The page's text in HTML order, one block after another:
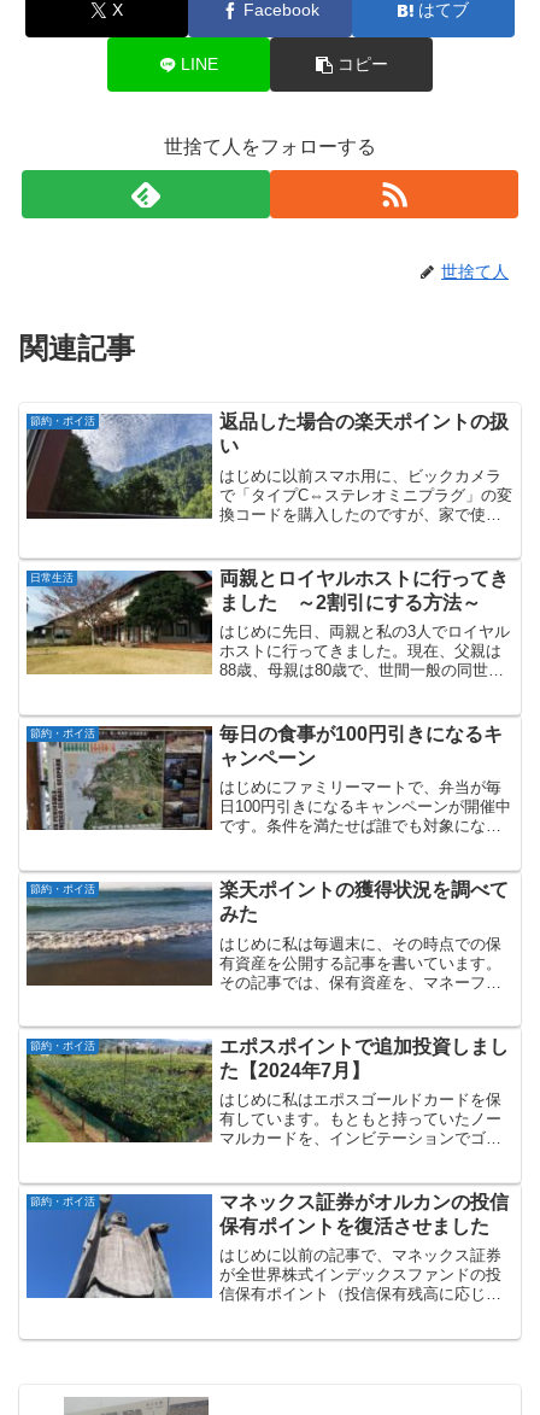
X Facebook はてブ
LINE コピー
世捨て人をフォローする
世捨て人
関連記事
節約・ポイ活
返品した場合の楽天ポイントの扱
い
はじめに以前スマホ用に、ビックカメラ
で「タイプC⇔ステレオミニプラグ」の変
換コードを購入したのですが、家で使っ
で、使い物になりませんでした。製品パ
ッケージをみると、「不良...
日常生活
両親とロイヤルホストに行ってき
ました ～2割引にする方法～
はじめに先日、両親と私の3人でロイヤル
ホストに行ってきました。現在、父親は
88歳、母親は80歳で、世間一般の同世代
と、誰しも食が細くなります。たまには
外食して肉でも食...
節約・ポイ活
毎日の食事が100円引きになるキ
ャンペーン
はじめにファミリーマートで、弁当が毎
日100円引きになるキャンペーンが開催中
です。条件を満たせば誰でも対象になる
ペーンの概要は以下の通りです。概要：
キャンペーン期間中に...
節約・ポイ活
楽天ポイントの獲得状況を調べて
みた
はじめに私は毎週末に、その時点での保
有資産を公開する記事を書いています。
その記事では、保有資産を、マネーフォ
託」、④「債権」、⑤「ポイント」の5つ
に分類しています。このうち、...
節約・ポイ活
エポスポイントで追加投資しまし
た【2024年7月】
はじめに私はエポスゴールドカードを保
有しています。もともと持っていたノー
マルカードを、インビテーションでゴー
円程度のカード利用）を満たすために、
tsumiki証券で口...
節約・ポイ活
マネックス証券がオルカンの投信
保有ポイントを復活させました
はじめに以前の記事で、マネックス証券
が全世界株式インデックスファンドの投
信保有ポイント（投信保有残高に応じた